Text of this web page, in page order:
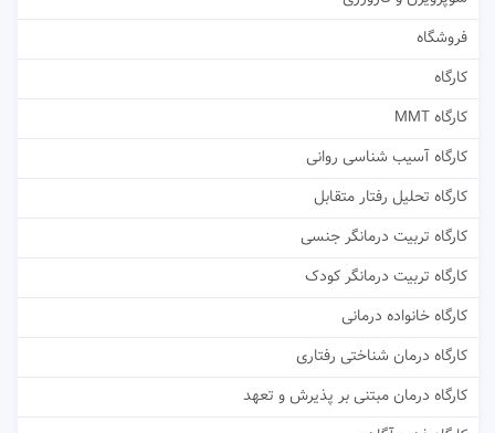
فروشگاه
کارگاه
کارگاه MMT
کارگاه آسیب شناسی روانی
کارگاه تحلیل رفتار متقابل
کارگاه تربیت درمانگر جنسی
کارگاه تربیت درمانگر کودک
کارگاه خانواده درمانی
کارگاه درمان شناختی رفتاری
کارگاه درمان مبتنی بر پذیرش و تعهد